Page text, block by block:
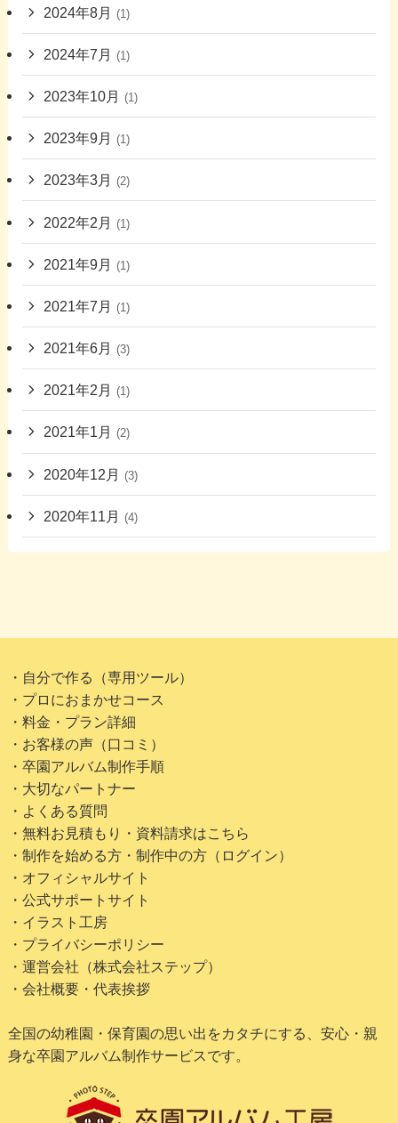
2024年8月 (1)
2024年7月 (1)
2023年10月 (1)
2023年9月 (1)
2023年3月 (2)
2022年2月 (1)
2021年9月 (1)
2021年7月 (1)
2021年6月 (3)
2021年2月 (1)
2021年1月 (2)
2020年12月 (3)
2020年11月 (4)
・自分で作る（専用ツール）
・プロにおまかせコース
・料金・プラン詳細
・お客様の声（口コミ）
・卒園アルバム制作手順
・大切なパートナー
・よくある質問
・無料お見積もり・資料請求はこちら
・制作を始める方・制作中の方（ログイン）
・オフィシャルサイト
・公式サポートサイト
・イラスト工房
・プライバシーポリシー
・運営会社（株式会社ステップ）
・会社概要・代表挨拶
全国の幼稚園・保育園の思い出をカタチにする、安心・親
身な卒園アルバム制作サービスです。